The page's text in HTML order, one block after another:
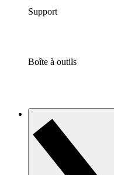
Support
Boîte à outils